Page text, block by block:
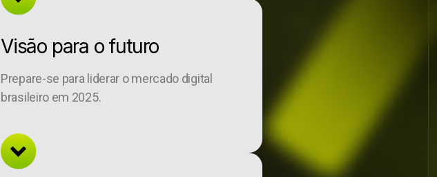
Visão para o futuro
Prepare-se para liderar o mercado digital
brasileiro em 2025.